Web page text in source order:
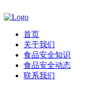
首页
关于我们
食品安全知识
食品安全动态
联系我们